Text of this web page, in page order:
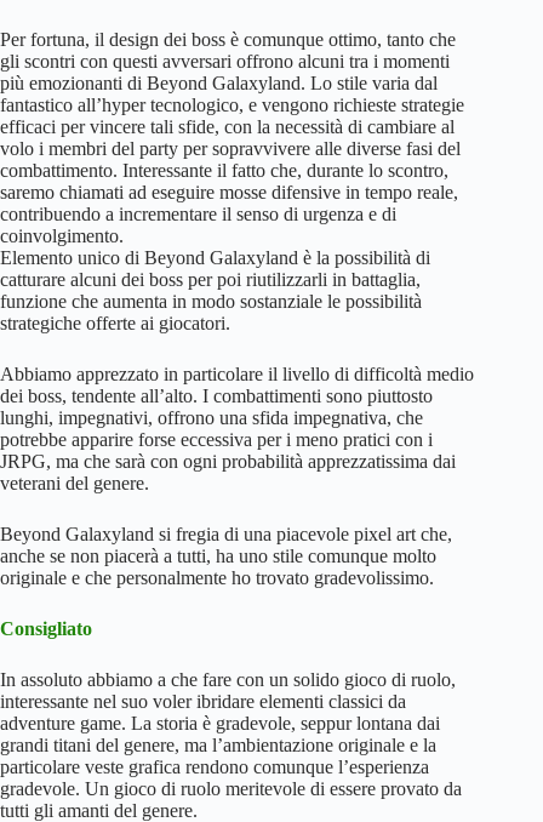
Per fortuna, il design dei boss è comunque ottimo, tanto che
gli scontri con questi avversari offrono alcuni tra i momenti
più emozionanti di Beyond Galaxyland. Lo stile varia dal
fantastico all’hyper tecnologico, e vengono richieste strategie
efficaci per vincere tali sfide, con la necessità di cambiare al
volo i membri del party per sopravvivere alle diverse fasi del
combattimento. Interessante il fatto che, durante lo scontro,
saremo chiamati ad eseguire mosse difensive in tempo reale,
contribuendo a incrementare il senso di urgenza e di
coinvolgimento.
Elemento unico di Beyond Galaxyland è la possibilità di
catturare alcuni dei boss per poi riutilizzarli in battaglia,
funzione che aumenta in modo sostanziale le possibilità
strategiche offerte ai giocatori.
Abbiamo apprezzato in particolare il livello di difficoltà medio
dei boss, tendente all’alto. I combattimenti sono piuttosto
lunghi, impegnativi, offrono una sfida impegnativa, che
potrebbe apparire forse eccessiva per i meno pratici con i
JRPG, ma che sarà con ogni probabilità apprezzatissima dai
veterani del genere.
Beyond Galaxyland si fregia di una piacevole pixel art che,
anche se non piacerà a tutti, ha uno stile comunque molto
originale e che personalmente ho trovato gradevolissimo.
Consigliato
In assoluto abbiamo a che fare con un solido gioco di ruolo,
interessante nel suo voler ibridare elementi classici da
adventure game. La storia è gradevole, seppur lontana dai
grandi titani del genere, ma l’ambientazione originale e la
particolare veste grafica rendono comunque l’esperienza
gradevole. Un gioco di ruolo meritevole di essere provato da
tutti gli amanti del genere.